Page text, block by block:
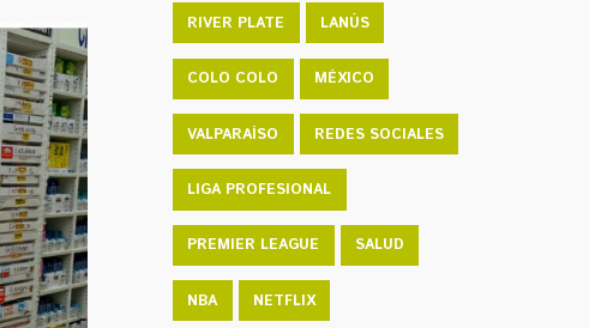
RIVER PLATE LANÚS
COLO COLO MÉXICO
VALPARAÍSO REDES SOCIALES
LIGA PROFESIONAL
PREMIER LEAGUE SALUD
NBA NETFLIX